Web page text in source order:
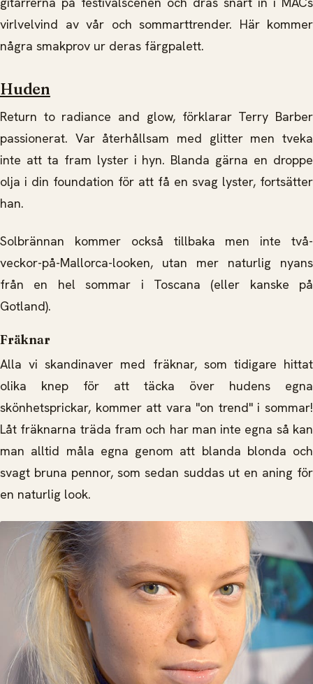
virlvelvind av vår och sommarttrender. Här kommer
några smakprov ur deras färgpalett.
Huden
Return to radiance and glow, förklarar Terry Barber
passionerat. Var återhållsam med glitter men tveka
inte att ta fram lyster i hyn. Blanda gärna en droppe
olja i din foundation för att få en svag lyster, fortsätter
han.
Solbrännan kommer också tillbaka men inte två-
veckor-på-Mallorca-looken, utan mer naturlig nyans
från en hel sommar i Toscana (eller kanske på
Gotland).
Fräknar
Alla vi skandinaver med fräknar, som tidigare hittat
olika knep för att täcka över hudens egna
skönhetsprickar, kommer att vara "on trend" i sommar!
Låt fräknarna träda fram och har man inte egna så kan
man alltid måla egna genom att blanda blonda och
svagt bruna pennor, som sedan suddas ut en aning för
en naturlig look.